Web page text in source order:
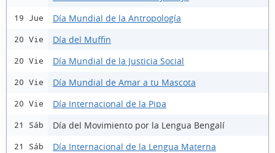
19 Jue Día Mundial de la Antropología
20 Vie Día del Muffin
20 Vie Día Mundial de la Justicia Social
20 Vie Día Mundial de Amar a tu Mascota
20 Vie Día Internacional de la Pipa
21 Sáb Día del Movimiento por la Lengua Bengalí
21 Sáb Día Internacional de la Lengua Materna